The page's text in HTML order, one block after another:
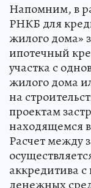
Напомним, в
РНКБ для
жилого дома»
ипотечный
участка с
жилого дома
на
проектам
находящемся
Расчет между
аккредитива